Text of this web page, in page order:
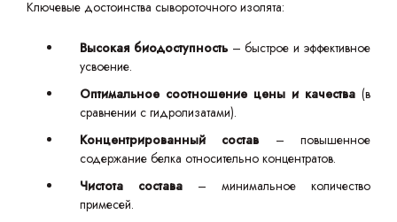
Ключевые достоинства сывороточного изолята:
Высокая биодоступность– быстрое и эффективное
усвоение.
Оптимальное соотношение цены и качества (в
сравнении с гидролизатами).
Концентрированный состав – повышенное
содержание белка относительно концентратов.
Чистота состава – минимальное количество
примесей.